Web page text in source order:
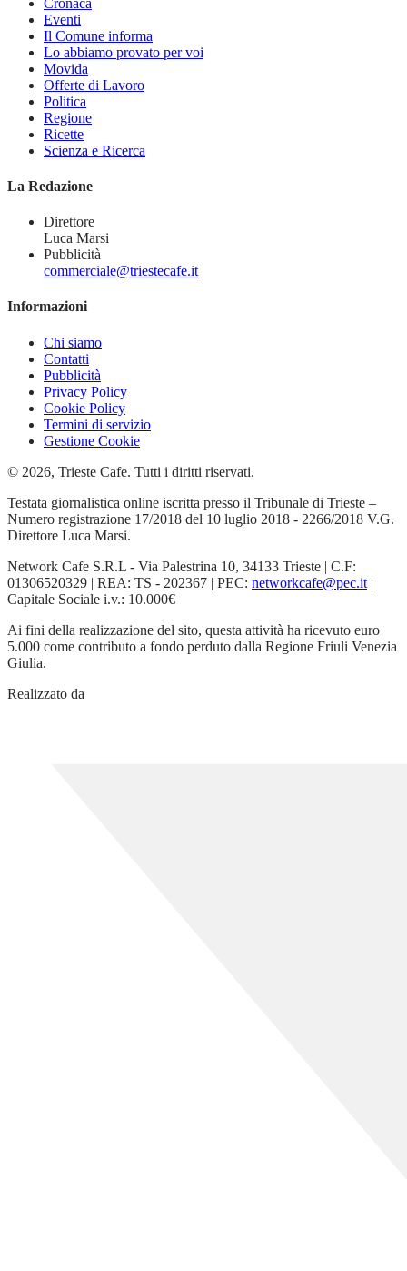
Eventi
Il Comune informa
Lo abbiamo provato per voi
Movida
Offerte di Lavoro
Politica
Regione
Ricette
Scienza e Ricerca
La Redazione
Direttore
Luca Marsi
Pubblicità
commerciale@triestecafe.it
Informazioni
Chi siamo
Contatti
Pubblicità
Privacy Policy
Cookie Policy
Termini di servizio
Gestione Cookie
© 2026, Trieste Cafe. Tutti i diritti riservati.
Testata giornalistica online iscritta presso il Tribunale di Trieste –
Numero registrazione 17/2018 del 10 luglio 2018 - 2266/2018 V.G.
Direttore Luca Marsi.
Network Cafe S.R.L - Via Palestrina 10, 34133 Trieste | C.F:
01306520329 | REA: TS - 202367 | PEC: networkcafe@pec.it |
Capitale Sociale i.v.: 10.000€
Ai fini della realizzazione del sito, questa attività ha ricevuto euro
5.000 come contributo a fondo perduto dalla Regione Friuli Venezia
Giulia.
Realizzato da